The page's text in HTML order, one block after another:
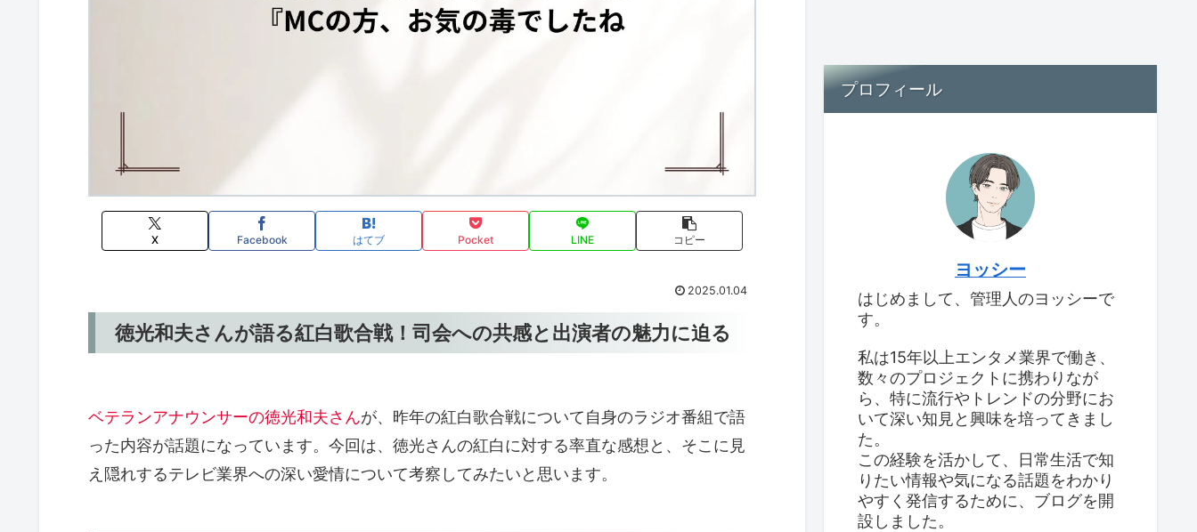
X Facebook はてブ Pocket LINE コピー
2025.01.04
徳光和夫さんが語る紅白歌合戦！司会への共感と出演者の魅力に迫る
ベテランアナウンサーの徳光和夫さんが、昨年の紅白歌合戦について自身のラジオ番組で語
った内容が話題になっています。今回は、徳光さんの紅白に対する率直な感想と、そこに見
え隠れするテレビ業界への深い愛情について考察してみたいと思います。
プロフィール
ヨッシー
はじめまして、管理人のヨッシーで
す。
私は15年以上エンタメ業界で働き、
数々のプロジェクトに携わりなが
ら、特に流行やトレンドの分野にお
いて深い知見と興味を培ってきまし
た。
この経験を活かして、日常生活で知
りたい情報や気になる話題をわかり
やすく発信するために、ブログを開
設しました。